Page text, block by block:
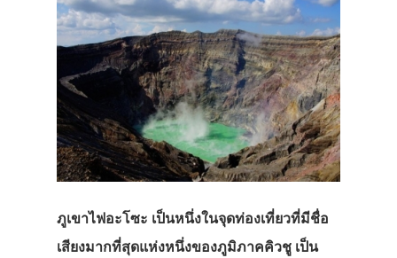
ภูเขาไฟอะโซะ เป็นหนึ่งในจุดท่องเที่ยวที่มีชื่อ
เสียงมากที่สุดแห่งหนึ่งของภูมิภาคคิวชู เป็น